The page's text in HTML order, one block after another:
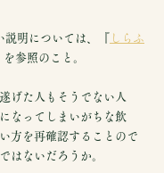
説明については、『 しらふ
を参照のこと。
げた人もそうでない人
なってしまいがちな飲
方を再確認することので
はないだろうか。